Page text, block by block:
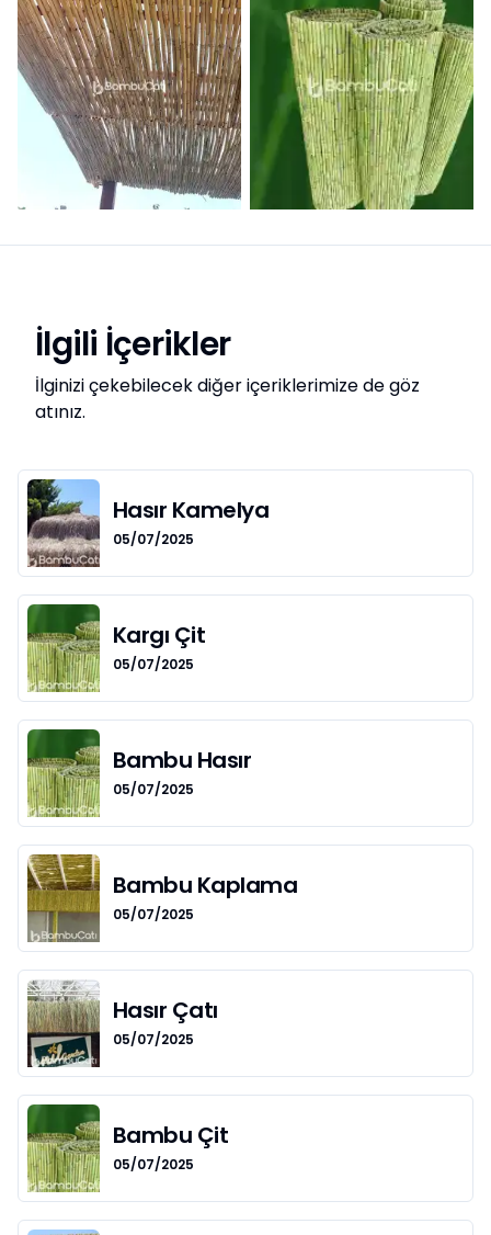
İlgili İçerikler
İlginizi çekebilecek diğer içeriklerimize de göz
atınız.
Hasır Kamelya
05/07/2025
Kargı Çit
05/07/2025
Bambu Hasır
05/07/2025
Bambu Kaplama
05/07/2025
Hasır Çatı
05/07/2025
Bambu Çit
05/07/2025